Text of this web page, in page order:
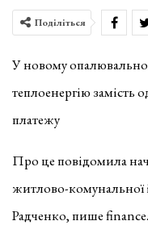
Поділіться
У новому
теплоенергію замість
платежу
Про це повідомила
житлово-
Радченко, пише